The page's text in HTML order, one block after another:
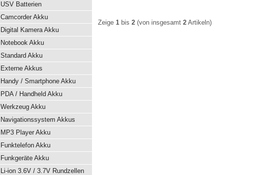
USV Batterien
Camcorder Akku
Digital Kamera Akku
Notebook Akku
Standard Akku
Externe Akkus
Handy / Smartphone Akku
PDA / Handheld Akku
Werkzeug Akku
Navigationssystem Akkus
MP3 Player Akku
Funktelefon Akku
Funkgeräte Akku
Li-ion 3.6V / 3.7V Rundzellen
Zeige 1 bis 2 (von insgesamt 2 Artikeln)